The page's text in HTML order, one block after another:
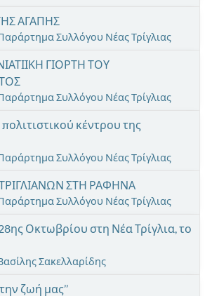
ΑΓΑΠΗΣ
Συλλόγου Νέας Τρίγλιας
ΓΙΟΡΤΗ ΤΟΥ
Συλλόγου Νέας Τρίγλιας
κέντρου της
Συλλόγου Νέας Τρίγλιας
ΣΤΗ ΡΑΦΗΝΑ
Συλλόγου Νέας Τρίγλιας
Οκτωβρίου στη Νέα Τρίγλια, το
Σακελλαρίδης
ζωή μας’’